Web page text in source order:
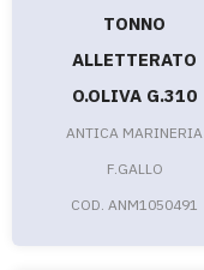
TONNO
ALLETTERATO
O.OLIVA G.310
ANTICA MARINERIA
F.GALLO
COD. ANM1050491